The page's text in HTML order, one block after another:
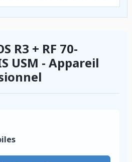
R3 + RF 70-
USM - Appareil